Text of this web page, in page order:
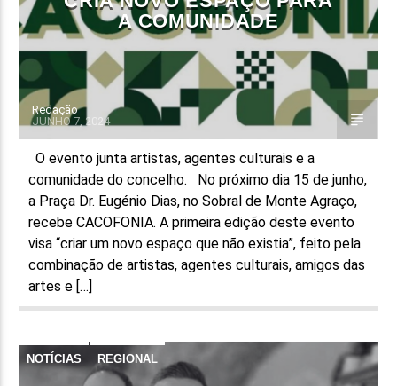
A COMUNIDADE
Redação
JUNHO 7, 2024
O evento junta artistas, agentes culturais e a
comunidade do concelho. No próximo dia 15 de junho,
a Praça Dr. Eugénio Dias, no Sobral de Monte Agraço,
recebe CACOFONIA. A primeira edição deste evento
visa “criar um novo espaço que não existia”, feito pela
combinação de artistas, agentes culturais, amigos das
artes e […]
NOTÍCIAS REGIONAL